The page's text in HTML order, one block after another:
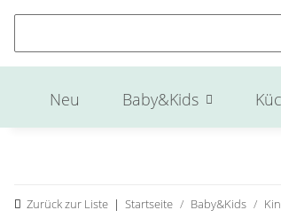
Neu Baby&Kids
Zurück zur Liste Startseite Baby&Kids